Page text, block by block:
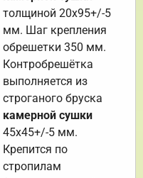
толщиной 20х95+/-5
мм. Шаг крепления
обрешетки 350 мм.
Контробрешётка
выполняется из
строганого бруска
камерной сушки
45х45+/-5 мм.
Крепится по
стропилам